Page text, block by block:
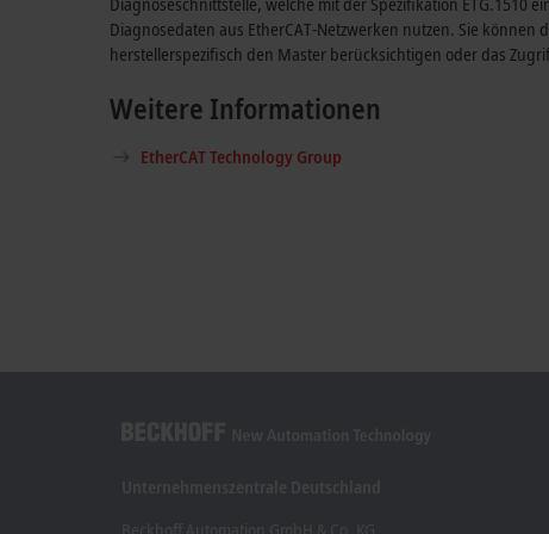
Diagnosedaten aus EtherCAT-Netzwerken nutzen. Sie
herstellerspezifisch den Master berücksichtigen oder das
Weitere Informationen
EtherCAT Technology Group